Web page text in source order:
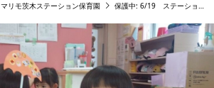
マリモ茨木ステーション保育園 保護中: 6/19 ステーション🌟 リトミック🎵ブロック🧱